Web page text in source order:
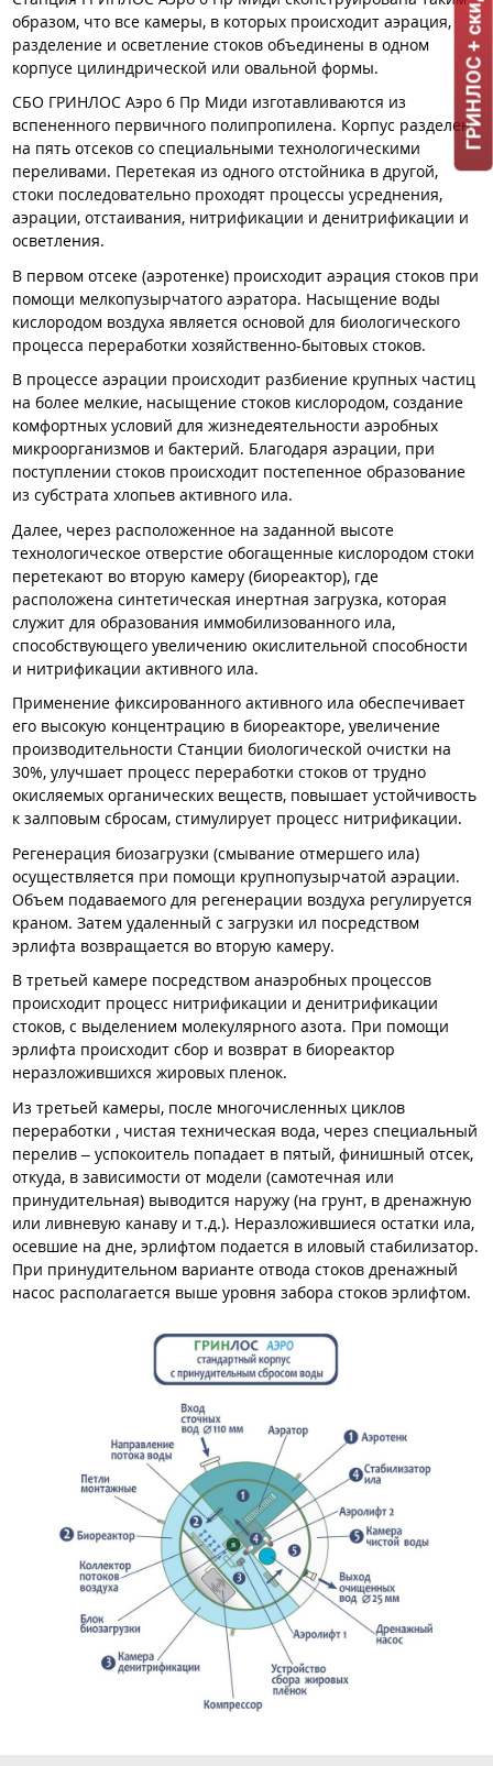
образом, что все камеры, в которых происходит аэрация,
разделение и осветление стоков объединены в одном
корпусе цилиндрической или овальной формы.
СБО ГРИНЛОС Аэро 6 Пр Миди изготавливаются из
вспененного первичного полипропилена. Корпус разделен
на пять отсеков со специальными технологическими
переливами. Перетекая из одного отстойника в другой,
стоки последовательно проходят процессы усреднения,
аэрации, отстаивания, нитрификации и денитрификации и
осветления.
В первом отсеке (аэротенке) происходит аэрация стоков при
помощи мелкопузырчатого аэратора. Насыщение воды
кислородом воздуха является основой для биологического
процесса переработки хозяйственно-бытовых стоков.
В процессе аэрации происходит разбиение крупных частиц
на более мелкие, насыщение стоков кислородом, создание
комфортных условий для жизнедеятельности аэробных
микроорганизмов и бактерий. Благодаря аэрации, при
поступлении стоков происходит постепенное образование
из субстрата хлопьев активного ила.
Далее, через расположенное на заданной высоте
технологическое отверстие обогащенные кислородом стоки
перетекают во вторую камеру (биореактор), где
расположена синтетическая инертная загрузка, которая
служит для образования иммобилизованного ила,
способствующего увеличению окислительной способности
и нитрификации активного ила.
Применение фиксированного активного ила обеспечивает
его высокую концентрацию в биореакторе, увеличение
производительности Станции биологической очистки на
30%, улучшает процесс переработки стоков от трудно
окисляемых органических веществ, повышает устойчивость
к залповым сбросам, стимулирует процесс нитрификации.
Регенерация биозагрузки (смывание отмершего ила)
осуществляется при помощи крупнопузырчатой аэрации.
Объем подаваемого для регенерации воздуха регулируется
краном. Затем удаленный с загрузки ил посредством
эрлифта возвращается во вторую камеру.
В третьей камере посредством анаэробных процессов
происходит процесс нитрификации и денитрификации
стоков, с выделением молекулярного азота. При помощи
эрлифта происходит сбор и возврат в биореактор
неразложившихся жировых пленок.
Из третьей камеры, после многочисленных циклов
переработки , чистая техническая вода, через специальный
перелив – успокоитель попадает в пятый, финишный отсек,
откуда, в зависимости от модели (самотечная или
принудительная) выводится наружу (на грунт, в дренажную
или ливневую канаву и т.д.). Неразложившиеся остатки ила,
осевшие на дне, эрлифтом подается в иловый стабилизатор.
При принудительном варианте отвода стоков дренажный
насос располагается выше уровня забора стоков эрлифтом.